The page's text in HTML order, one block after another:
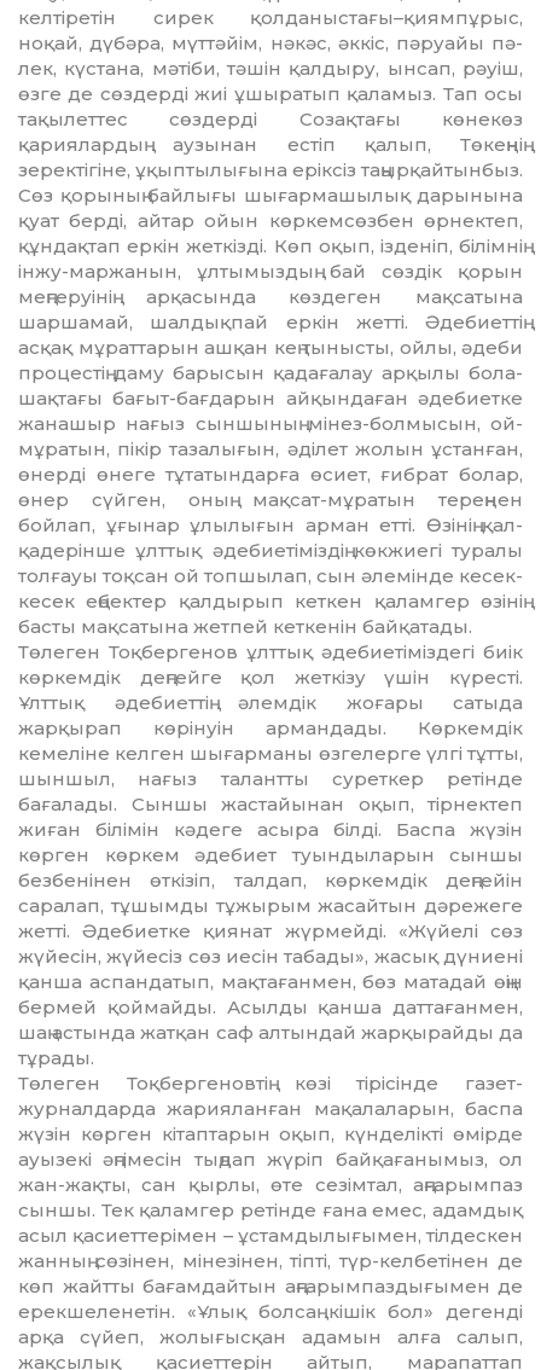
келтiретiн сирек қолданыстағы–қиямпұрыс,
ноқай, дүбәра, мүттәйiм, нәкәс, әккiс, пәруайы пә­
лек, күстана, мәтiби, тәшiн қалдыру, ын­сап, рәуiш,
өзге де сөздердi жиi ұшы­ратып қаламыз. Тап осы
тақылеттес сөз­дердi Созақтағы көнекөз
қариялардың аузынан естiп қалып, Төкеңнiң
зеректiгiне, ұқыптылығына ерiксiз таңырқайтынбыз.
Сөз қорының байлығы шығармашылық дарынына
қуат бердi, айтар ойын көр­кем­сөзбен өрнектеп,
құндақтап еркiн жет­кiз­дi. Көп оқып, iзденiп, бiлiмнiң
iнжу-мар­жанын, ұлтымыздың бай сөздiк қо­рын
меңгеруiнiң арқасында көздеген мақсатына
шаршамай, шалдықпай еркiн жеттi. Әдебиеттiң
асқақ мұраттарын аш­қан кең тынысты, ойлы, әдеби
процестiң даму барысын қадағалау арқылы бо­ла­
шақтағы бағыт-бағдарын айқындаған әде­биетке
жанашыр нағыз сыншының мi­нез-болмысын, ой-
мұратын, пiкiр та­залығын, әдiлет жолын ұстанған,
өнердi өне­ге тұтатындарға өсиет, ғибрат болар,
өнер сүйген, оның мақсат-мұратын терең­нен
бойлап, ұғынар ұлылығын арман еттi. Өзiнiң қал-
қадерiнше ұлттық әдебие­тiмiз­дiң көкжиегi туралы
толғауы тоқсан ой топ­шылап, сын әлемiнде кесек-
кесек ең­бек­тер қалдырып кеткен қаламгер өзiнiң
бас­ты мақсатына жетпей кеткенiн бай­қатады.
Төлеген Тоқбергенов ұлттық әде­бие­тi­мiздегi биiк
көркемдiк деңгейге қол жет­кiзу үшiн күрестi.
Ұлттық әдебиеттiң әлем­дiк жоғары сатыда
жарқырап кө­рiнуiн армандады. Көркемдiк
кемелiне кел­ген шығарманы өзгелерге үлгi тұтты,
шын­шыл, нағыз талантты суреткер ре­тiн­де
бағалады. Сыншы жастайынан оқып, тiр­нектеп
жиған бiлiмiн кәдеге асыра бiл­дi. Баспа жүзiн
көрген көркем әдебиет туын­дыларын сыншы
безбенiнен өткiзiп, тал­дап, көркемдiк деңгейiн
саралап, тұшым­ды тұжырым жасайтын дәрежеге
жет­тi. Әдебиетке қиянат жүрмейдi. «Жүйе­лi сөз
жүйесiн, жүйесiз сөз иесiн табады», жа­сық дүниенi
қанша аспандатып, мақ­та­ғанмен, бөз матадай өңiн
бермей қой­май­ды. Асылды қанша даттағанмен,
шаң ас­тында жатқан саф алтындай жарқы­рай­ды да
тұрады.
Төлеген Тоқбергеновтiң көзi тiрiсiнде газет-
журналдарда жарияланған мақа­ла­ларын, баспа
жүзiн көрген кiтаптарын оқып, күнделiктi өмiрде
ауызекi әңгiмесiн тың­дап жүрiп байқағанымыз, ол
жан-жақты, сан қырлы, өте сезiмтал, аңғарым­паз
сыншы. Тек қаламгер ретiнде ғана емес, адамдық
асыл қасиеттерiмен – ұс­тамдылығымен, тiлдескен
жанның сөзi­нен, мiнезiнен, тiптi, түр-келбетiнен де
көп жайтты бағамдайтын аңғарымпаз­ды­ғымен де
ерекшеленетiн. «Ұлық болсаң кiшiк бол» дегендi
арқа сүйеп, жолығысқан адамын алға салып,
жақсылық қасиетте­рiн айтып, марапаттап